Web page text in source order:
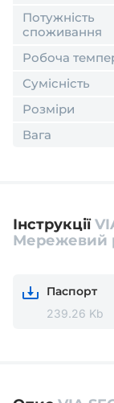
Потужність
споживання
Робоча
Сумісність
Розміри
Вага
Інструкції
Мережевий
Паспорт
239.26 Kb